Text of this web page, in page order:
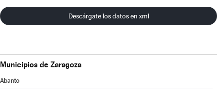
Descárgate los datos en xml
Municipios de Zaragoza
Abanto